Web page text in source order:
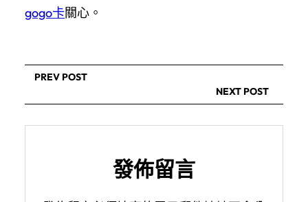
gogo卡關心。
PREV POST
NEXT POST
發佈留言